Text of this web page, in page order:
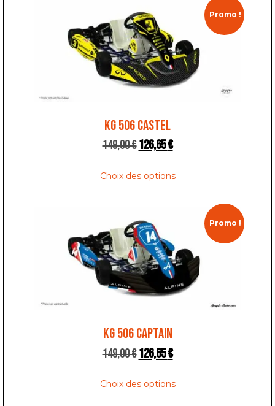
Promo !
KG 506 CASTEL
149,00€126,65€
Choix des options
Promo !
KG 506 CAPTAIN
149,00€126,65€
Choix des options